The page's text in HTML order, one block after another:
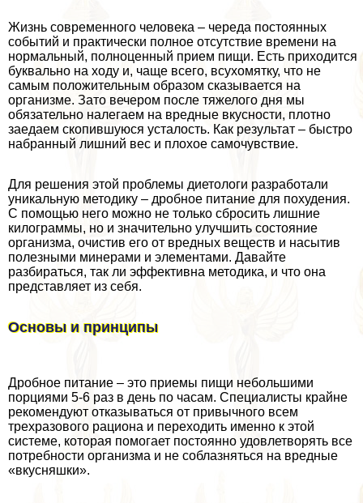
Жизнь современного человека – череда постоянных
событий и пpaктически полное отсутствие времени на
нормальный, полноценный прием пищи. Есть приходится
буквально на ходу и, чаще всего, всухомятку, что не
самым положительным образом сказывается на
организме. Зато вечером после тяжелого дня мы
обязательно налегаем на вредные вкусности, плотно
заедаем скопившуюся усталость. Как результат – быстро
набранный лишний вес и плохое самочувствие.
Для решения этой проблемы диетологи разработали
уникальную методику – дробное питание для похудения.
С помощью него можно не только сбросить лишние
килограммы, но и значительно улучшить состояние
организма, очистив его от вредных веществ и насытив
полезными минерами и элементами. Давайте
разбираться, так ли эффективна методика, и что она
представляет из себя.
Основы и принципы
Дробное питание – это приемы пищи небольшими
порциями 5-6 раз в день по часам. Специалисты крайне
рекомендуют отказываться от привычного всем
трехразового рациона и переходить именно к этой
системе, которая помогает постоянно удовлетворять все
потребности организма и не coблaзняться на вредные
«вкусняшки».